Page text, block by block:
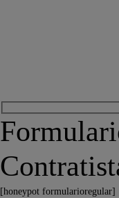
[honeypot formularioregular]